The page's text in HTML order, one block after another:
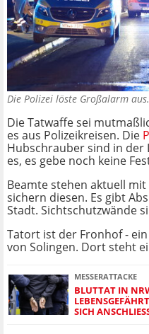
Die Polizei löste Großalarm
Die Tatwaffe sei
es aus Polizeikreisen. Die
Hubschrauber sind in der
es, es gebe noch keine
Beamte stehen aktuell
sichern diesen. Es gibt
Stadt. Sichtschutzwände
Tatort ist der Fronhof -
von Solingen. Dort steht
MESSERATTACKE
BLUTTAT IN
SICH